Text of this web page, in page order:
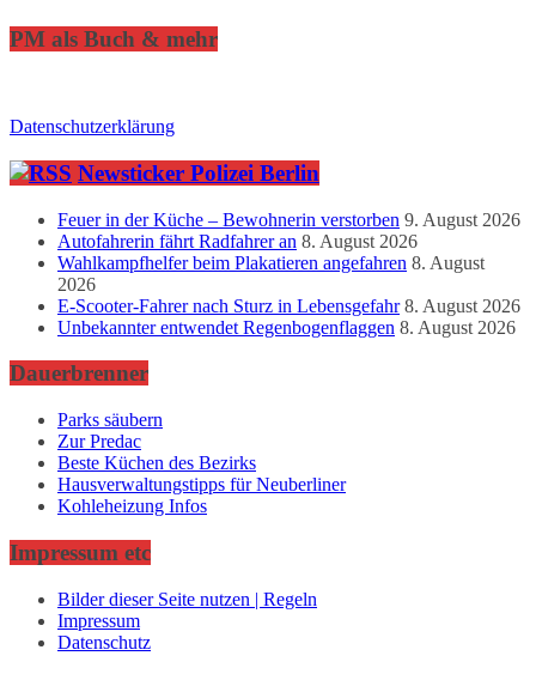
PM als Buch & mehr
Datenschutzerklärung
Newsticker Polizei Berlin
Feuer in der Küche – Bewohnerin verstorben 9. August 2026
Autofahrerin fährt Radfahrer an 8. August 2026
Wahlkampfhelfer beim Plakatieren angefahren 8. August
2026
E-Scooter-Fahrer nach Sturz in Lebensgefahr 8. August 2026
Unbekannter entwendet Regenbogenflaggen 8. August 2026
Dauerbrenner
Parks säubern
Zur Predac
Beste Küchen des Bezirks
Hausverwaltungstipps für Neuberliner
Kohleheizung Infos
Impressum etc
Bilder dieser Seite nutzen | Regeln
Impressum
Datenschutz